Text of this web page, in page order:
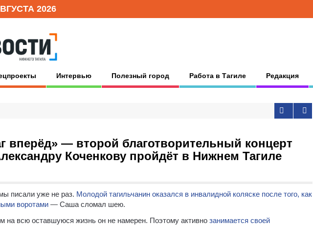
2026
Интервью Полезный город Работа в Тагиле Редакция
вперёд» — второй благотворительный концерт
Коченкову пройдёт в Нижнем Тагиле
писали уже не раз. Молодой тагильчанин оказался в инвалидной коляске после того, как
воротами — Саша сломал шею.
на всю оставшуюся жизнь он не намерен. Поэтому активно занимается своей